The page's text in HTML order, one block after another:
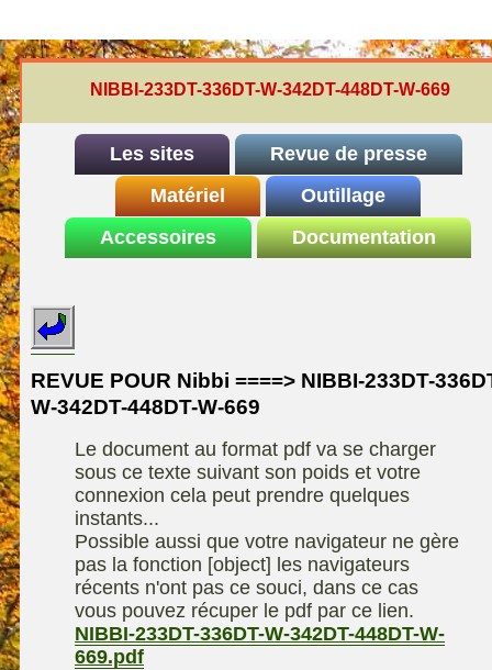
NIBBI-233DT-336DT-W-342DT-448DT-W-669
Les sites
INDEX
Le site de la
motoculture
Information sur
contact
Revue de presse
REDEXIM-et-Eliet
ELIET
Motobineuse ou
Technique de
compostage
Matériel
autoportee
SARP
Robomow
chevalet
Remorque
Outillage
Affuteuse
Accessoires
Documentation
REVUE POUR Nibbi ====> NIBBI-233DT-
W-342DT-448DT-W-669
Le document au format pdf va se charger
sous ce texte suivant son poids et votre
connexion cela peut prendre quelques
instants...
Possible aussi que votre navigateur ne gère
pas la fonction [object] les navigateurs
récents n'ont pas ce souci, dans ce cas
vous pouvez récuper le pdf par ce lien.
NIBBI-233DT-336DT-W-342DT-448DT-W-
669.pdf